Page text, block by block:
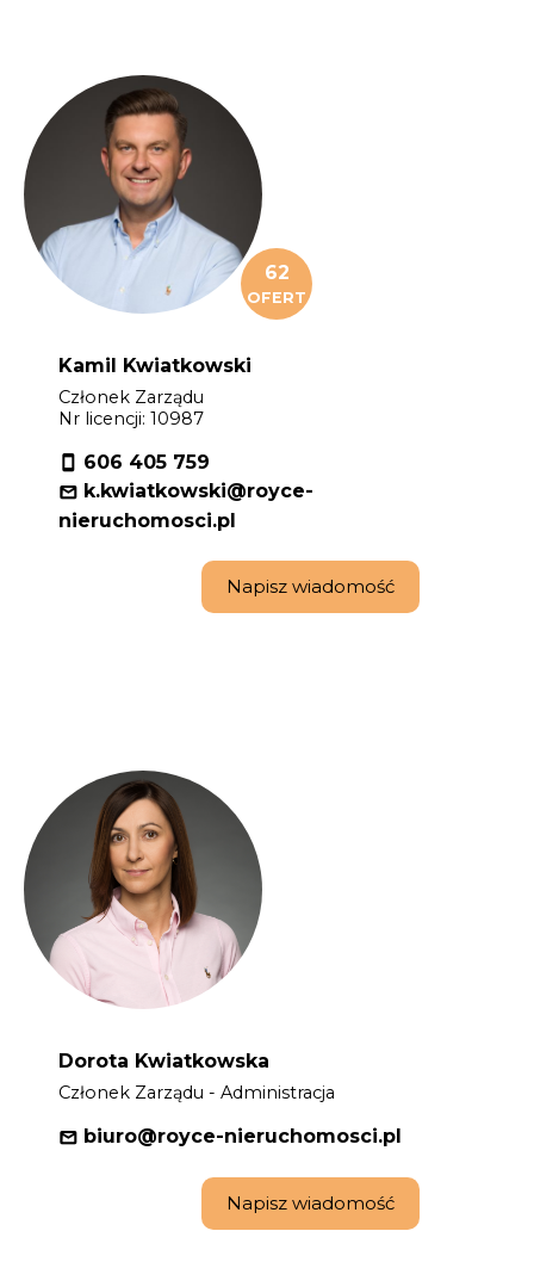
Kamil Kwiatkowski
Członek Zarządu
Nr licencji: 10987
606 405 759
k.kwiatkowski@royce-
nieruchomosci.pl
62
OFERT
Napisz wiadomość
Dorota Kwiatkowska
Członek Zarządu - Administracja
biuro@royce-nieruchomosci.pl
Napisz wiadomość